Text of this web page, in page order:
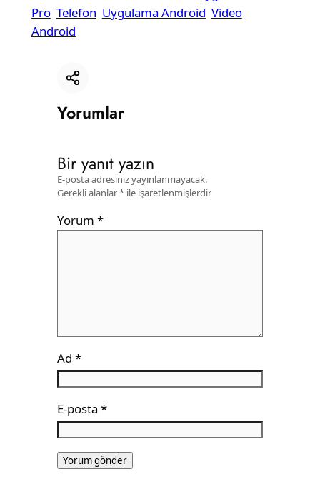
Pro Telefon Uygulama Android Video
Android
Yorumlar
Bir yanıt yazın
E-posta adresiniz yayınlanmayacak.
Gerekli alanlar*ile işaretlenmişlerdir
Yorum *
Ad *
E-posta *